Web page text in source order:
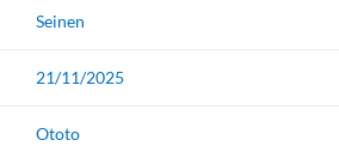
Seinen
21/11/2025
Ototo